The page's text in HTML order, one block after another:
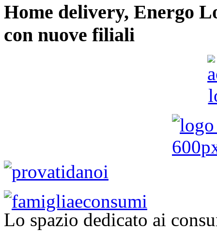
Home delivery, Energo
con nuove filiali
Lo spazio dedicato ai